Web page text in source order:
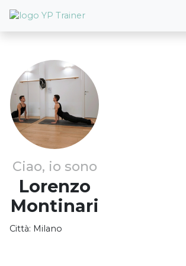
Ciao, io sono
Lorenzo
Montinari
Città: Milano